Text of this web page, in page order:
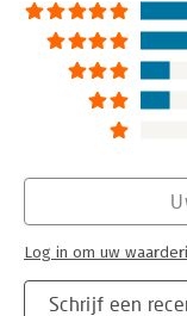
Schrijf een
Log in om uw